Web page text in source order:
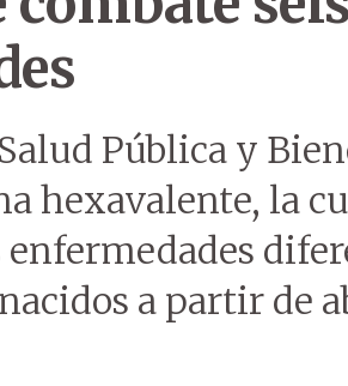
Pública y
hexavalente, la
a partir de